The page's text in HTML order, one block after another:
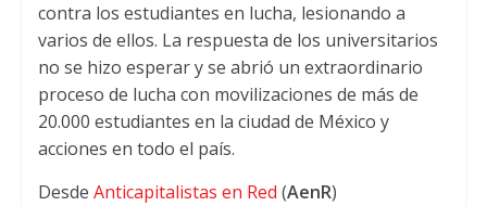
p
p
r
o
k
contra los estudiantes en lucha, lesionando a
varios de ellos. La respuesta de los universitarios
no se hizo esperar y se abrió un extraordinario
proceso de lucha con movilizaciones de más de
20.000 estudiantes en la ciudad de México y
acciones en todo el país.
Desde Anticapitalistas en Red (AenR)